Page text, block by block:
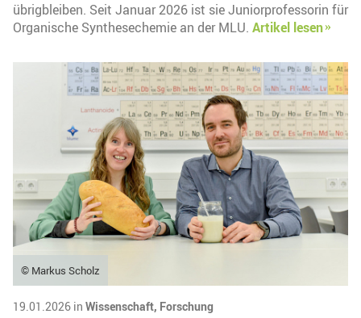
übrigbleiben. Seit Januar 2026 ist sie Juniorprofessorin für
Organische Synthesechemie an der MLU. Artikel lesen
© Markus Scholz
19.01.2026 in Wissenschaft, Forschung